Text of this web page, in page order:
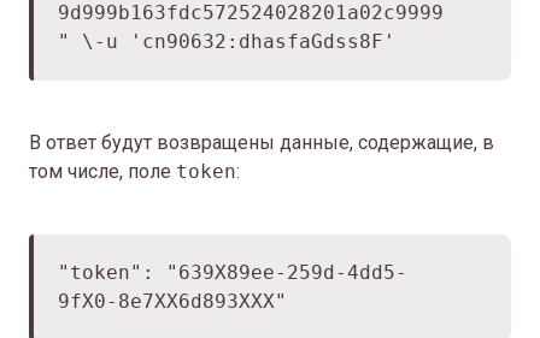
9d999b163fdc572524028201a02c9999
" \ -u 'cn90632:dhasfaGdss8F'
В ответ будут возвращены данные, содержащие, в
том числе, поле token:
"token": "639Х89ee-259d-4dd5-
9fХ0-8e7ХХ6d893ХХХ"